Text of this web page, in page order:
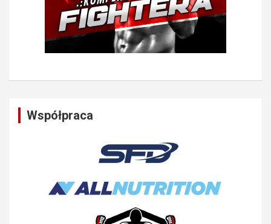
Współpraca